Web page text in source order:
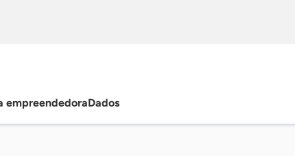
empreendedoraDados